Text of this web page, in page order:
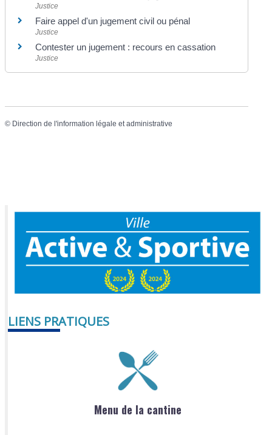
Justice
Faire appel d'un jugement civil ou pénal
Justice
Contester un jugement : recours en cassation
Justice
© Direction de l'information légale et administrative
LIENS PRATIQUES
Menu de la cantine